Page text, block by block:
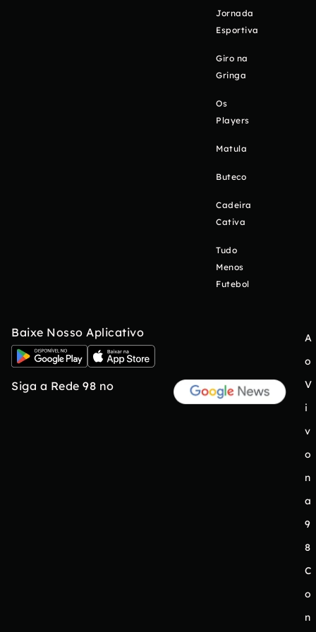
Jornada
Esportiva
Giro na
Gringa
Os
Players
Matula
Buteco
Cadeira
Cativa
Tudo
Menos
Futebol
Baixe Nosso Aplicativo
Siga a Rede 98 no
A
o
V
i
v
o
n
a
9
8
C
o
n